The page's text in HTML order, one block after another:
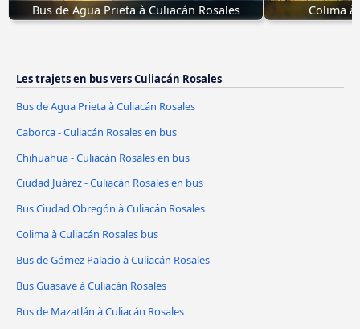
Bus de Agua Prieta à Culiacán Rosales Colima à
Les trajets en bus vers Culiacán Rosales
Bus de Agua Prieta à Culiacán Rosales
Caborca - Culiacán Rosales en bus
Chihuahua - Culiacán Rosales en bus
Ciudad Juárez - Culiacán Rosales en bus
Bus Ciudad Obregón à Culiacán Rosales
Colima à Culiacán Rosales bus
Bus de Gómez Palacio à Culiacán Rosales
Bus Guasave à Culiacán Rosales
Bus de Mazatlán à Culiacán Rosales